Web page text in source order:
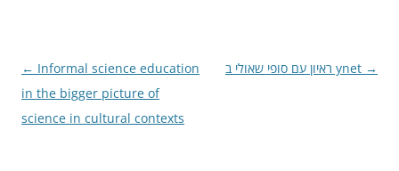
Post
navigation
← Informal science education
in the bigger picture of
science in cultural contexts
ראיון עם סופי שאולי ב ynet →